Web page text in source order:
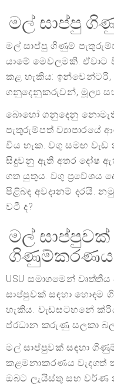
මල් සාප්පු
මල් සාප්පු ගිණුම්
යාමේ මෙවලමකි.
කළ හැකිය:
ගනුදෙනුකරුවන්, මූල්‍ය
බොහෝ ගනුදෙනු
පැතුරුම්පත් ව්‍යාපාරයේ
විය හැක. වගු සමඟ
සිදුවනු ඇති අතර දෝෂ
ගත යුතුය. වගු ප්‍රවේශය
පිළිබඳ අවදානම් දරයි.
වටී ද?
මල් සාප්පුවක්
ගිණුම්කරණය
USU සමාගමෙන්
සාප්පුවක් සඳහා
හැකිය. වැඩසටහනේ
ප්රධාන කරුණු සලකා
මල් සාප්පුවක් සඳහා
කළමනාකරණය වැදගත්
ඔබට ලැයිස්තු සහ වර්ණ